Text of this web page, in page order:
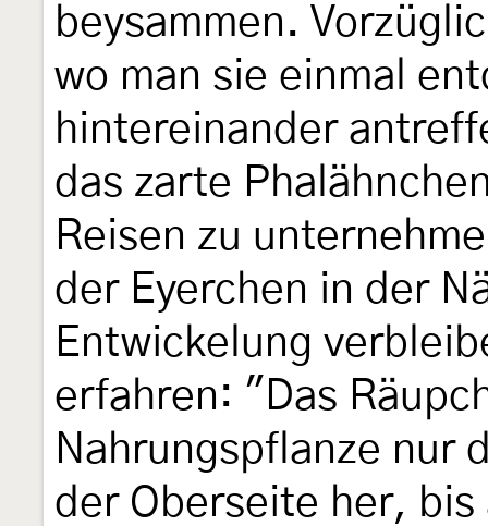
beysammen.
wo man sie einmal
hintereinander
das zarte
Reisen zu
der Eyerchen in der
Entwickelung
erfahren: "Das
Nahrungspflanze nur
der Oberseite her,